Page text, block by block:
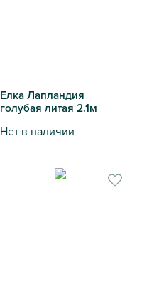
Елка Лапландия
голубая литая 2.1м
Нет в наличии